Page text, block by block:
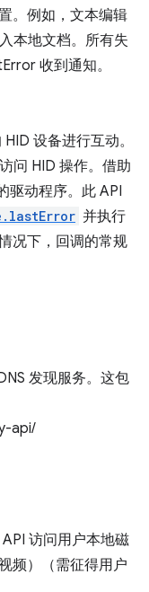
。例如，文本编辑
本地文档。所有失
收到通知。
设备进行互动。
问 HID 操作。借助
驱动程序。此 API
并执行
况下，回调的常规
发现服务。这包
api/
API 访问用户本地磁
频）（需征得用户